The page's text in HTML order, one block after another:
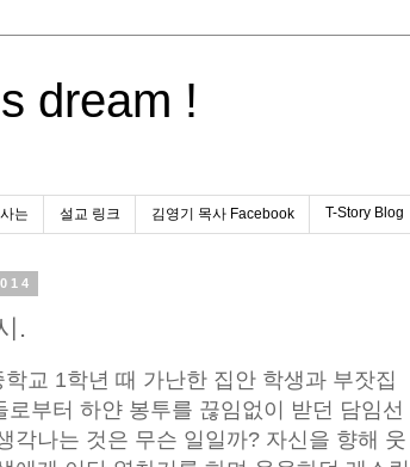
dream !
는 설교 링크 김영기 목사 Facebook T-Story Blog
.
교 1학년 때 가난한 집안 학생과 부잣집
부터 하얀 봉투를 끊임없이 받던 담임선
각나는 것은 무슨 일일까? 자신을 향해 웃